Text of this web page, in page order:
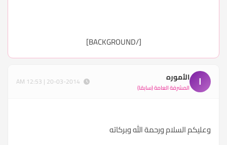
[/BACKGROUND]
ا الأموره
المشرفة العامة (سابقا)
وعليكم السلام ورحمة الله وبركاته